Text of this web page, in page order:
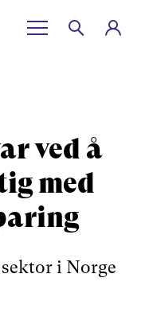
ved å
med
i Norge